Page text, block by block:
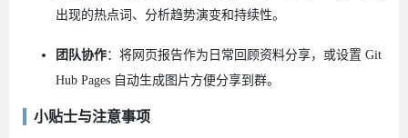
出现的热点词、分析趋势演变和持续性。
团队协作：将网页报告作为日常回顾资料分享，或设置 Git
Hub Pages 自动生成图片方便分享到群。
小贴士与注意事项